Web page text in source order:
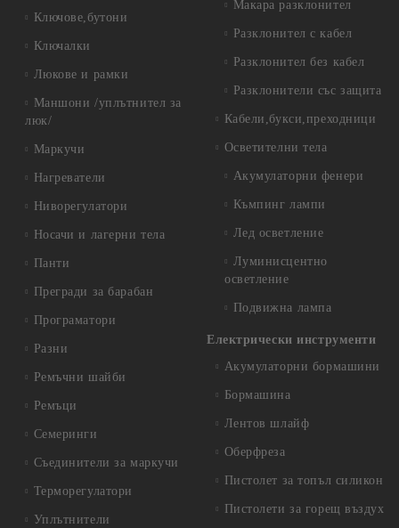
Ключове,бутони
Ключалки
Люкове и рамки
Маншони /уплътнител за
люк/
Маркучи
Нагреватели
Ниворегулатори
Носачи и лагерни тела
Панти
Прегради за барабан
Програматори
Разни
Ремъчни шайби
Ремъци
Семеринги
Съединители за маркучи
Терморегулатори
Уплътнители
Макара разклонител
Разклонител с кабел
Разклонител без кабел
Разклонители със защита
Кабели,букси,преходници
Осветителни тела
Акумулаторни фенери
Къмпинг лампи
Лед осветление
Луминисцентно
осветление
Подвижна лампа
Електрически инструменти
Акумулаторни бормашини
Бормашина
Лентов шлайф
Оберфреза
Пистолет за топъл силикон
Пистолети за горещ въздух